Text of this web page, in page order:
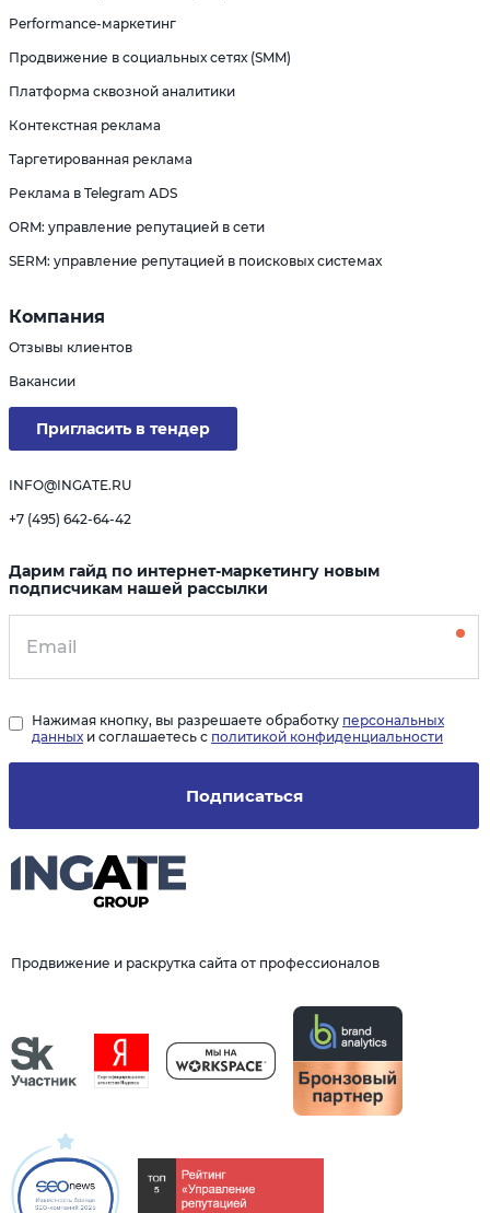
Продвижение и раскрутка сайта от профессионалов
Performance-маркетинг
Продвижение в социальных сетях (SMM)
Платформа сквозной аналитики
Контекстная реклама
Таргетированная реклама
Реклама в Telegram ADS
ORM: управление репутацией в сети
SERM: управление репутацией в поисковых системах
Компания
Отзывы клиентов
Вакансии
Пригласить в тендер
INFO@INGATE.RU
+7 (495) 642-64-42
Дарим гайд по интернет-маркетингу новым
подписчикам нашей рассылки
Подписаться
Нажимая кнопку, вы разрешаете обработку персональных
данных и соглашаетесь с политикой конфиденциальности